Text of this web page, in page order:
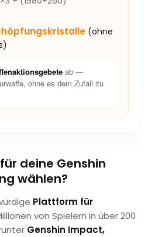
(ohne
ab —
ohne es dem Zufall zu
deine Genshin
wählen?
Plattform für
von Spielern in über 200
Genshin Impact,